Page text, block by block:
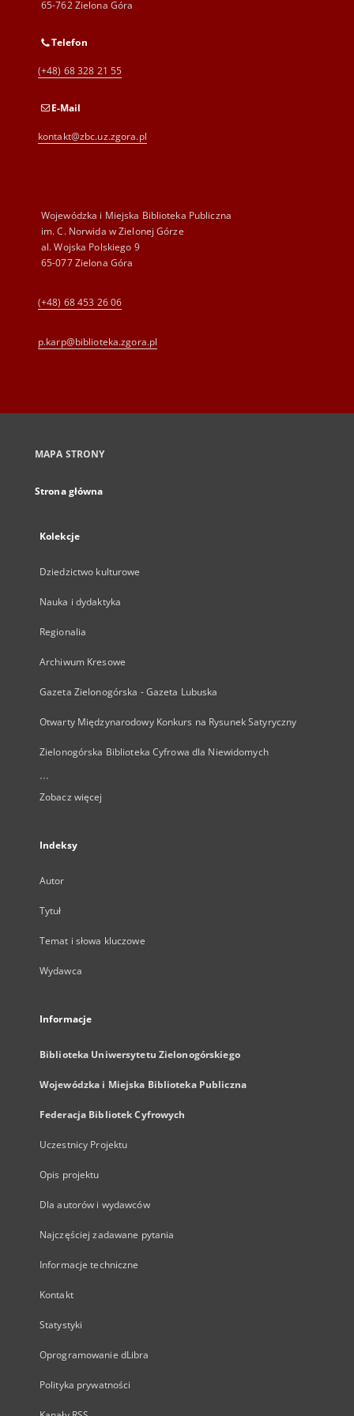
65-762 Zielona Góra
Telefon
(+48) 68 328 21 55
E-Mail
kontakt@zbc.uz.zgora.pl
Wojewódzka i Miejska Biblioteka Publiczna
im. C. Norwida w Zielonej Górze
al. Wojska Polskiego 9
65-077 Zielona Góra
(+48) 68 453 26 06
p.karp@biblioteka.zgora.pl
MAPA STRONY
Strona główna
Kolekcje
Dziedzictwo kulturowe
Nauka i dydaktyka
Regionalia
Archiwum Kresowe
Gazeta Zielonogórska - Gazeta Lubuska
Otwarty Międzynarodowy Konkurs na Rysunek Satyryczny
Zielonogórska Biblioteka Cyfrowa dla Niewidomych
...
Zobacz więcej
Indeksy
Autor
Tytuł
Temat i słowa kluczowe
Wydawca
Informacje
Biblioteka Uniwersytetu Zielonogórskiego
Wojewódzka i Miejska Biblioteka Publiczna
Federacja Bibliotek Cyfrowych
Uczestnicy Projektu
Opis projektu
Dla autorów i wydawców
Najczęściej zadawane pytania
Informacje techniczne
Kontakt
Statystyki
Oprogramowanie dLibra
Polityka prywatności